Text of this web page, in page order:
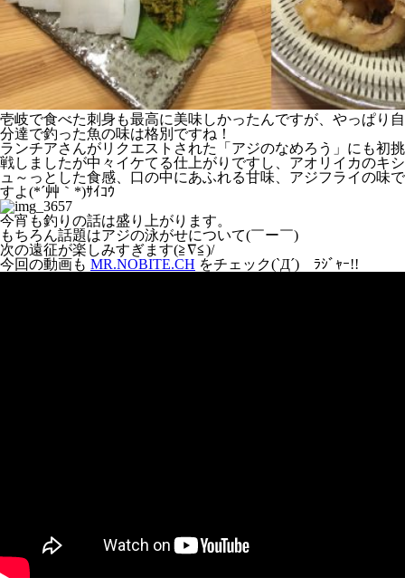
壱岐で食べた刺身も最高に美味しかったんですが、やっぱり自
分達で釣った魚の味は格別ですね！
ランチアさんがリクエストされた「アジのなめろう」にも初挑
戦しましたが中々イケてる仕上がりですし、アオリイカのキシ
ュ～っとした食感、口の中にあふれる甘味、アジフライの味で
すよ(*´艸｀*)ｻｲｺｳ
今宵も釣りの話は盛り上がります。
もちろん話題はアジの泳がせについて(￣ー￣)
次の遠征が楽しみすぎます(≧∇≦)/
今回の動画も MR.NOBITE.CH をチェック(`Д´)ゞﾗｼﾞｬｰ!!